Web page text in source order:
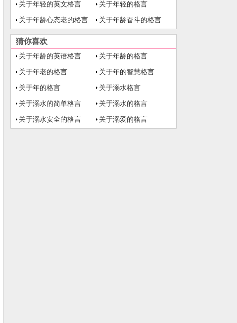
关于年轻的英文格言 关于年轻的格言
关于年龄心态老的格言 关于年龄奋斗的格言
猜你喜欢
关于年龄的英语格言 关于年龄的格言
关于年老的格言 关于年的智慧格言
关于年的格言 关于溺水格言
关于溺水的简单格言 关于溺水的格言
关于溺水安全的格言 关于溺爱的格言